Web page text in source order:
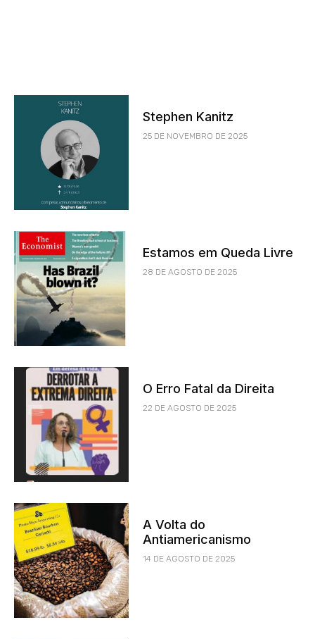
Stephen Kanitz
25 DE NOVEMBRO DE 2025
Estamos em Queda Livre
28 DE AGOSTO DE 2025
O Erro Fatal da Direita
22 DE AGOSTO DE 2025
A Volta do
Antiamericanismo
14 DE AGOSTO DE 2025